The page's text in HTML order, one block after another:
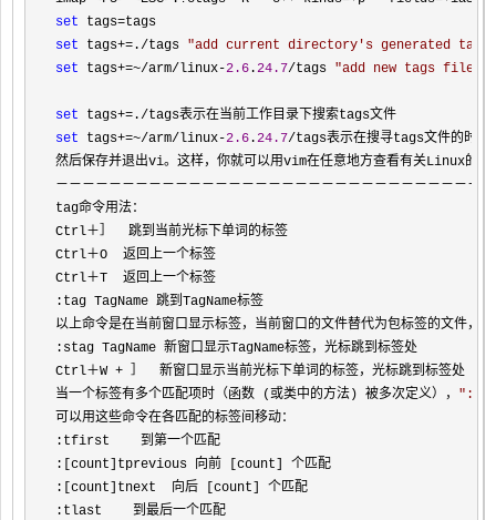
set tags=
set tags+=./tags "add current directory's generated
set tags+=~/arm/linux-2.6 .24.7/tags "add new tags file(刚刚
set tags+=./
set tags+=~/arm/linux-2.6 .24.7/tags表示在搜寻tags文件的时
然后保存并退出vi。这样，你就可以用vim在任意地方查看有关Linux的函
－－－－－－－－－－－－－－－－－－－－－－－－－－－－－－－－
tag命令用法：
Ctrl＋］  跳到当前光标下单词的标签
Ctrl＋O  返回上一个标签
Ctrl＋T  返回上一个标签
:tag TagName 跳到TagName标签
以上命令是在当前窗口显示标签，当前窗口的文件替代为包标签的文件，
:stag TagName 新窗口显示TagName标签，光标跳到标签处
Ctrl＋W + ］  新窗口显示当前光标下单词的标签，光标跳到标签处
当一个标签有多个匹配项时（函数 (或类中的方法) 被多次定义）， "
可以用这些命令在各匹配的标签间移动：
:tfirst    到第一个匹配
:[count]tprevious 向前 [count] 个匹配
:[count]tnext  向后 [count] 个匹配
:tlast    到最后一个匹配